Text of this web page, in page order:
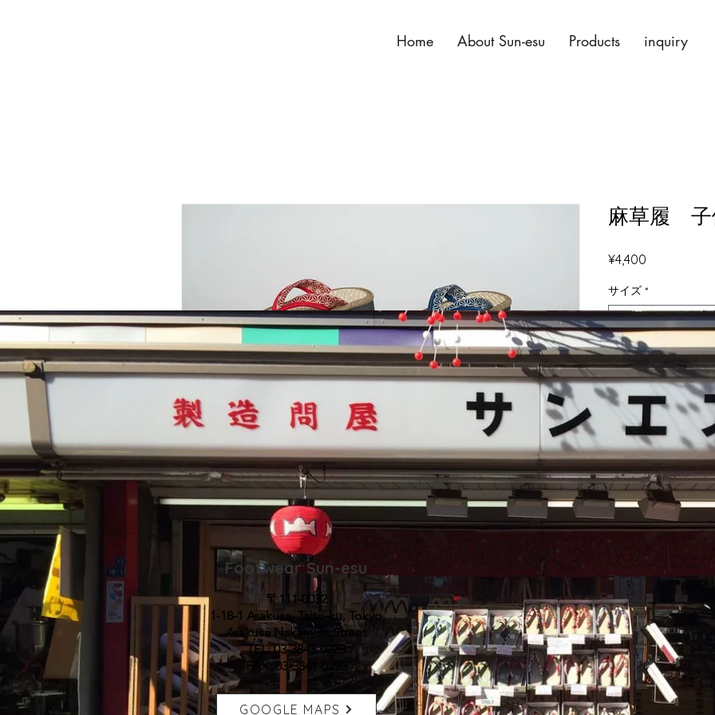
Home About Sun-esu Products inquiry
当店一番人気の麻草履の子供用
子供の足の成長を妨げず、土踏まずの形成にも繋がりま
サイズ S(1才～2才) M(３才～4才) Ⅼ(5才から6才)
LL(7才から8才) ３Ⅼ(9才～10才)
麻草履 子
¥4,400
サイズ *
Select
Quantity *
Footwear Sun-esu
〒111-0032
1-18-1 Asakusa, Taito-ku, Tokyo
Asakusa Nakamise Street
TEL: 03-3841-0223
FAX: 03-3841-0223
GOOGLE MAPS